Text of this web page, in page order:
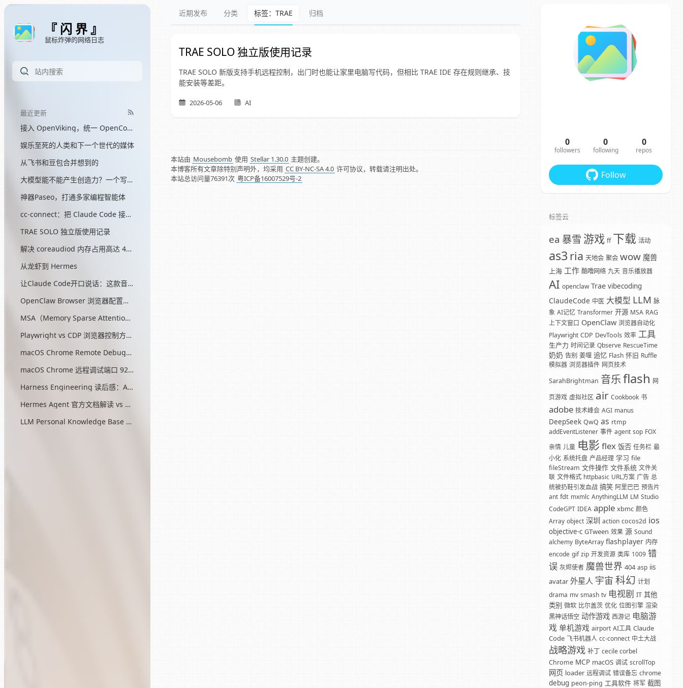
『 闪 界 』
鼠标炸弹的网络日志
最近更新
接入 OpenViking，统一 OpenCode 和 Hermes 的记忆
娱乐至死的人类和下一个世代的媒体
从飞书和豆包合并想到的
大模型能不能产生创造力？一个写了三个月网文的程序员的答案
神器Paseo，打通多家编程智能体
cc-connect：把 Claude Code 接入飞书
TRAE SOLO 独立版使用记录
解决 coreaudiod 内存占用高达 45G 的问题
从龙虾到 Hermes
让Claude Code开口说话：这款音效插件让我把编程玩成了游戏
OpenClaw Browser 浏览器配置指南
MSA（Memory Sparse Attention）— 突破 AI 记忆瓶颈的开源方案
Playwright vs CDP 浏览器控制方式对比
macOS Chrome Remote Debugging 配置
macOS Chrome 远程调试端口 9222 启动问题与最终解决方案
Harness Engineering 读后感：AI工程的第三次范式转移
Hermes Agent 官方文档解读 vs OpenClaw
LLM Personal Knowledge Base Pattern (Karpathy)
近期发布 分类 标签：TRAE 归档
TRAE SOLO 独立版使用记录
TRAE SOLO 新版支持手机远程控制，出门时也能让家里电脑写代码，但相比 TRAE IDE 存在规则继承、技
能安装等差距。
2026-05-06 AI
本站由 Mousebomb 使用 Stellar 1.30.0 主题创建。
本博客所有文章除特别声明外，均采用 CC BY-NC-SA 4.0 许可协议，转载请注明出处。
本站总访问量76391次 粤ICP备16007529号-2
0
followers
0
following
0
repos
Follow
标签云
ea 暴雪 游戏 ff 下载 活动
as3 ria 天地会 聚会 wow 魔兽
上海 工作 酷噜网络 九天 音乐播放器
AI openclaw Trae vibecoding
ClaudeCode 中医 大模型 LLM 脉
象 AI记忆 Transformer 开源 MSA RAG
上下文窗口 OpenClaw 浏览器自动化
Playwright CDP DevTools 效率 工具
生产力 时间记录 Qbserve RescueTime
奶奶 告别 姜堰 追忆 Flash 怀旧 Ruffle
模拟器 浏览器插件 网页技术
SarahBrightman 音乐flash 网
页游戏 虚拟社区 air Cookbook 书
adobe 技术峰会 AGI manus
DeepSeek QwQ as rtmp
addEventListener 事件 agent sop FOX
亲情 儿童 电影 flex 饭否 任务栏 最
小化 系统托盘 产品经理 学习 file
fileStream 文件操作 文件系统 文件关
联 文件格式 httpbasic URL方案 广告 总
统被扔鞋引发血战 搞笑 阿里巴巴 预告片
ant fdt mxmlc AnythingLLM LM Studio
CodeGPT IDEA apple xbmc 颜色
Array object 深圳 action cocos2d ios
objective-c GTween 效果 源 Sound
alchemy ByteArray flashplayer 内存
encode gif zip 开发资源 类库 1009 错
误 灰烬使者 魔兽世界 404 asp iis
avatar 外星人 宇宙 科幻 计划
drama mv smash tv 电视剧 IT 其他
类别 微软 比尔盖茨 优化 位图引擎 渲染
黑神话悟空 动作游戏 西游记 电脑游
戏 单机游戏 airport AI工具 Claude
Code 飞书机器人 cc-connect 中土大战
战略游戏 补丁 cecile corbel
Chrome MCP macOS 调试 scrollTop
网页 loader 远程调试 错误备忘 chrome
debug peon-ping 工具软件 将军 截图